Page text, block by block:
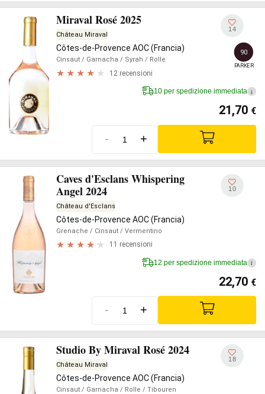
Miraval Rosé 2025
Château Miraval
Côtes-de-Provence AOC (Francia)
Cinsaut / Garnacha / Syrah / Rolle
12 recensioni
14
90
PARKER
10 per spedizione immediata i
21,70 €
- +
Caves d'Esclans Whispering
Angel 2024
Château d'Esclans
Côtes-de-Provence AOC (Francia)
Grenache / Cinsaut / Vermentino
11 recensioni
10
12 per spedizione immediata i
22,70 €
- +
Studio By Miraval Rosé 2024
Château Miraval
Côtes-de-Provence AOC (Francia)
Cinsaut / Garnacha / Rolle / Tibouren
18